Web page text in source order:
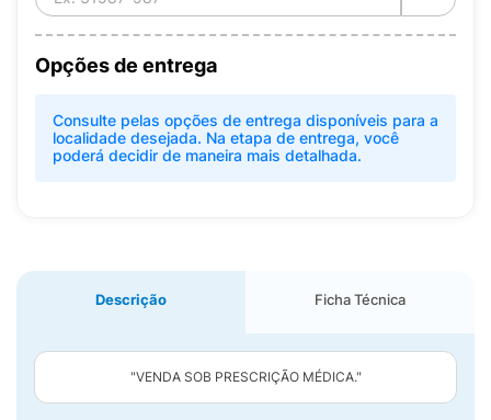
Opções de entrega
Consulte pelas opções de entrega disponíveis para a
localidade desejada. Na etapa de entrega, você
poderá decidir de maneira mais detalhada.
Descrição Ficha Técnica
"VENDA SOB PRESCRIÇÃO MÉDICA."